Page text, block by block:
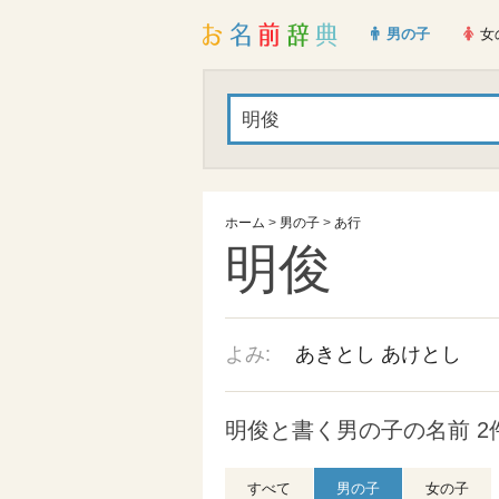
男の子 女
ホーム > 男の子 > あ行
明俊
よみ: あきとし あけとし
明俊と書く男の子の名前 2
すべて 男の子 女の子